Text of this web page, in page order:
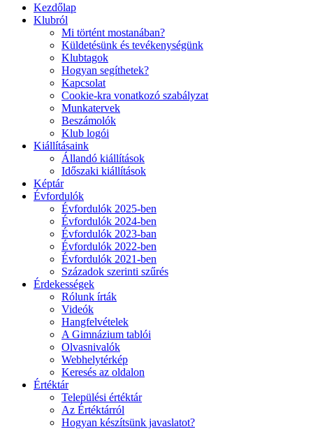
Kezdőlap
Klubról
Mi történt mostanában?
Küldetésünk és tevékenységünk
Klubtagok
Hogyan segíthetek?
Kapcsolat
Cookie-kra vonatkozó szabályzat
Munkatervek
Beszámolók
Klub logói
Kiállításaink
Állandó kiállítások
Időszaki kiállítások
Képtár
Évfordulók
Évfordulók 2025-ben
Évfordulók 2024-ben
Évfordulók 2023-ban
Évfordulók 2022-ben
Évfordulók 2021-ben
Századok szerinti szűrés
Érdekességek
Rólunk írták
Videók
Hangfelvételek
A Gimnázium tablói
Olvasnivalók
Webhelytérkép
Keresés az oldalon
Értéktár
Települési értéktár
Az Értéktárról
Hogyan készítsünk javaslatot?